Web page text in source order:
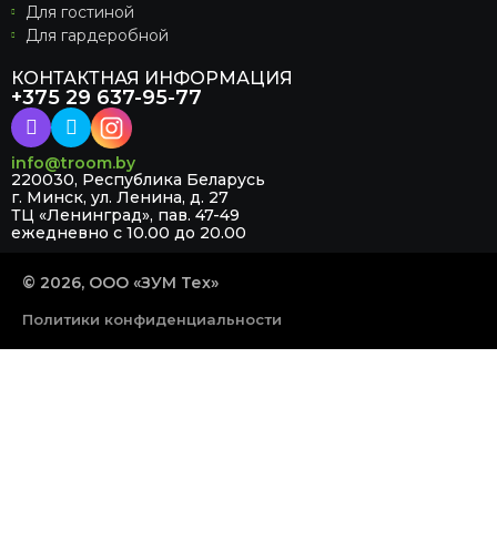
Для гостиной
Для гардеробной
КОНТАКТНАЯ ИНФОРМАЦИЯ
+375 29 637-95-77
info@troom.by
220030, Республика Беларусь
г. Минск, ул. Ленина, д. 27
ТЦ «Ленинград», пав. 47-49
ежедневно с 10.00 до 20.00
© 2026, ООО «ЗУМ Тех»
Политики конфиденциальности